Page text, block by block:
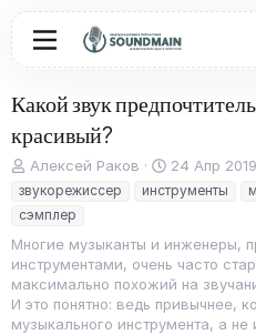
Какой звук
красивый?
А
в
т
о
р
Алексей Раков
Д
а
т
п
у
б
л
и
24 Апр 2019
звукорежиссер
инструменты
сэмплер
Многие музыканты и инженеры,
инструментами, очень часто
максимально похожий на
И это понятно: ведь привычнее,
музыкального инструмента, а не